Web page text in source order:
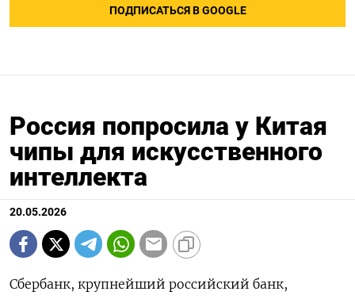
ПОДПИСАТЬСЯ В GOOGLE
Россия попросила у Китая
чипы для искусственного
интеллекта
20.05.2026
Сбербанк, крупнейший российский банк,